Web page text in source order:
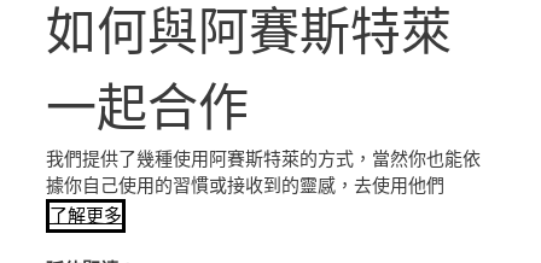
如何與阿賽斯特萊
一起合作
我們提供了幾種使用阿賽斯特萊的方式，當然你也能依
據你自己使用的習慣或接收到的靈感，去使用他們
了解更多